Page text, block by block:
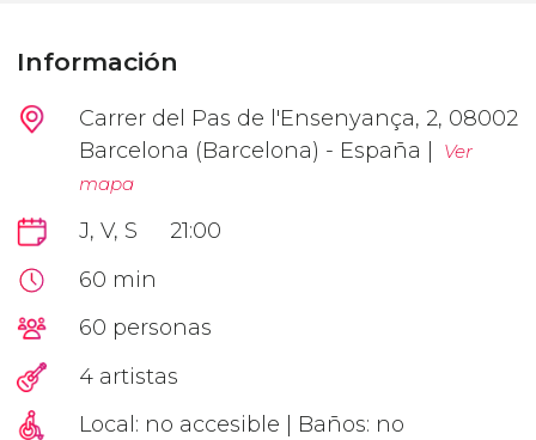
Información
Carrer del Pas de l'Ensenyança, 2, 08002
Barcelona (Barcelona) - España |
Ver
mapa
J, V, S
21:00
60 min
60 personas
4 artistas
Local: no accesible | Baños: no